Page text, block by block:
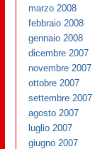
marzo 2008
febbraio 2008
gennaio 2008
dicembre 2007
novembre 2007
ottobre 2007
settembre 2007
agosto 2007
luglio 2007
giugno 2007